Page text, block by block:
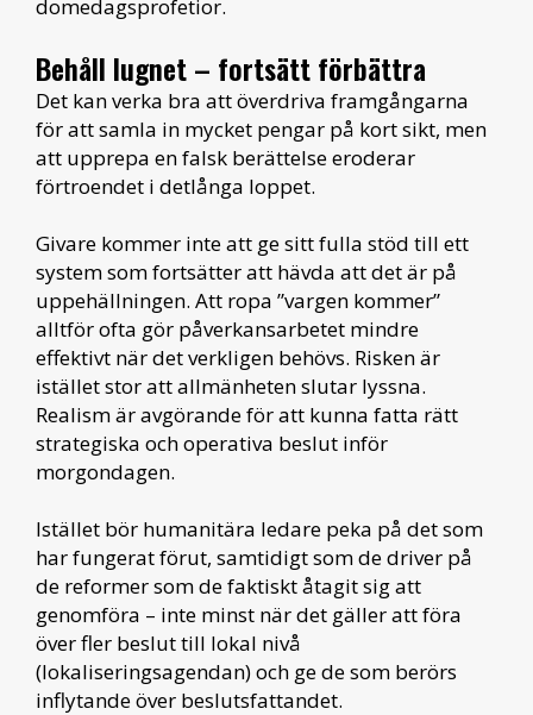
domedagsprofetior.
Behåll lugnet – fortsätt förbättra
Det kan verka bra att överdriva framgångarna
för att samla in mycket pengar på kort sikt, men
att upprepa en falsk berättelse eroderar
förtroendet i detlånga loppet.
Givare kommer inte att ge sitt fulla stöd till ett
system som fortsätter att hävda att det är på
uppehällningen. Att ropa ”vargen kommer”
alltför ofta gör påverkansarbetet mindre
effektivt när det verkligen behövs. Risken är
istället stor att allmänheten slutar lyssna.
Realism är avgörande för att kunna fatta rätt
strategiska och operativa beslut inför
morgondagen.
Istället bör humanitära ledare peka på det som
har fungerat förut, samtidigt som de driver på
de reformer som de faktiskt åtagit sig att
genomföra – inte minst när det gäller att föra
över fler beslut till lokal nivå
(lokaliseringsagendan) och ge de som berörs
inflytande över beslutsfattandet.